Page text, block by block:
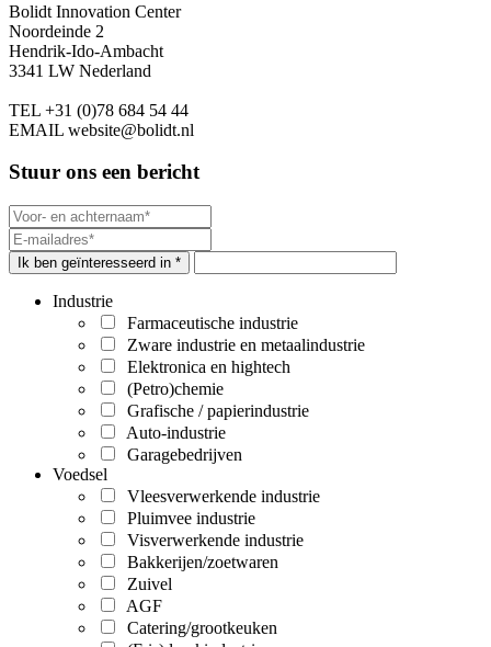
Bolidt Innovation Center
Noordeinde 2
Hendrik-Ido-Ambacht
3341 LW Nederland
TEL +31 (0)78 684 54 44
EMAIL website@bolidt.nl
Stuur ons een bericht
Ik ben geïnteresseerd in *
Industrie
Farmaceutische industrie
Zware industrie en metaalindustrie
Elektronica en hightech
(Petro)chemie
Grafische / papierindustrie
Auto-industrie
Garagebedrijven
Voedsel
Vleesverwerkende industrie
Pluimvee industrie
Visverwerkende industrie
Bakkerijen/zoetwaren
Zuivel
AGF
Catering/grootkeuken